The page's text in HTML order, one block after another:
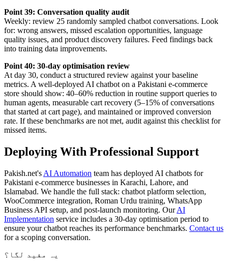
Point 39: Conversation quality audit
Weekly: review 25 randomly sampled chatbot conversations. Look
for: wrong answers, missed escalation opportunities, language
quality issues, and product discovery failures. Feed findings back
into training data improvements.
Point 40: 30-day optimisation review
At day 30, conduct a structured review against your baseline
metrics. A well-deployed AI chatbot on a Pakistani e-commerce
store should show: 40–60% reduction in routine support queries to
human agents, measurable cart recovery (5–15% of conversations
that started at cart page), and maintained or improved conversion
rate. If these benchmarks are not met, audit against this checklist for
missed items.
Deploying With Professional Support
Pakish.net's AI Automation team has deployed AI chatbots for
Pakistani e-commerce businesses in Karachi, Lahore, and
Islamabad. We handle the full stack: chatbot platform selection,
WooCommerce integration, Roman Urdu training, WhatsApp
Business API setup, and post-launch monitoring. OurAI
Implementation service includes a 30-day optimisation period to
ensure your chatbot reaches its performance benchmarks. Contact us
for a scoping conversation.
یہ مفید لگا؟